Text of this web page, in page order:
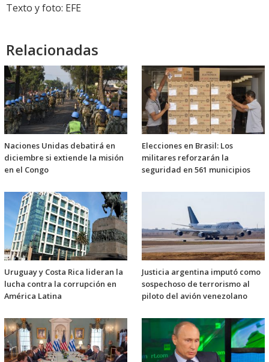
Texto y foto: EFE
Relacionadas
Naciones Unidas debatirá en
diciembre si extiende la misión
en el Congo
Elecciones en Brasil: Los
militares reforzarán la
seguridad en 561 municipios
Uruguay y Costa Rica lideran la
lucha contra la corrupción en
América Latina
Justicia argentina imputó como
sospechoso de terrorismo al
piloto del avión venezolano